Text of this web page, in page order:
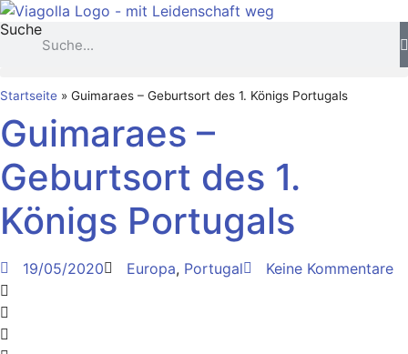
Zum
Inhalt
springen
Suche
Startseite » Guimaraes – Geburtsort des 1. Königs Portugals
Guimaraes –
Geburtsort des 1.
Königs Portugals
19/05/2020 Europa, Portugal Keine Kommentare